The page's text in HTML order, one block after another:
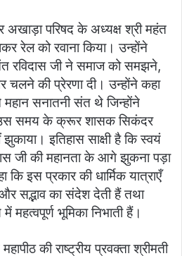
अखाड़ा परिषद के अध्यक्ष श्री महंत
रेल को रवाना किया। उन्होंने
रविदास जी ने समाज को समझने,
चलने की प्रेरणा दी। उन्होंने कहा
सनातनी संत थे जिन्होंने
समय के क्रूर शासक सिकंदर
इतिहास साक्षी है कि स्वयं
जी की महानता के आगे झुकना पड़ा
कि इस प्रकार की धार्मिक यात्राएँ
सद्भाव का संदेश देती हैं तथा
भूमिका निभाती हैं।
की राष्ट्रीय प्रवक्ता श्रीमती